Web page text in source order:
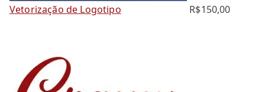
Vetorização de Logotipo R$150,00